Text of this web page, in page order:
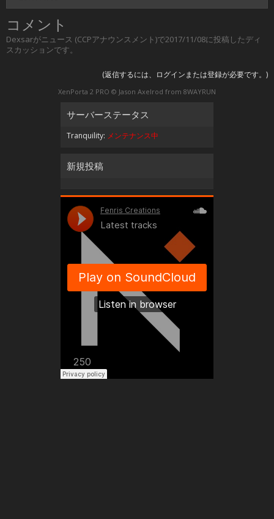
コメント
Dexsarがニュース (CCPアナウンスメント)で2017/11/08に投稿したディ
スカッションです。
(返信するには、ログインまたは登録が必要です。)
XenPorta 2 PRO © Jason Axelrod from 8WAYRUN
サーバーステータス
Tranquility: メンテナンス中
新規投稿